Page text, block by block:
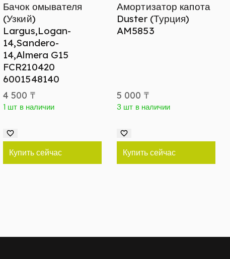
Бачок омывателя
(Узкий)
Largus,Logan-
14,Sandero-
14,Almera G15
FCR210420
6001548140
4 500 ₸
1 шт в наличии
Купить сейчас
Амортизатор капота
Duster (Турция)
AM5853
5 000 ₸
3 шт в наличии
Купить сейчас